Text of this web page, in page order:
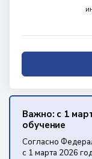
Важно: с 1
обучение
Согласно
с 1 марта 2026